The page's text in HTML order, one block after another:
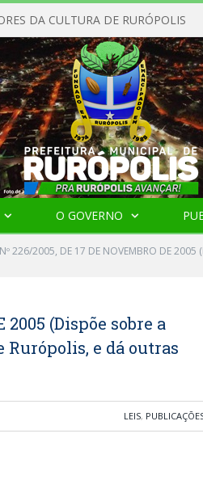
DA CULTURA DE RURÓPOLIS
O GOVERNO
Nº 226/2005, DE 17 DE NOVEMBRO DE
2005 (Dispõe sobre a
e dá outras
LEIS,